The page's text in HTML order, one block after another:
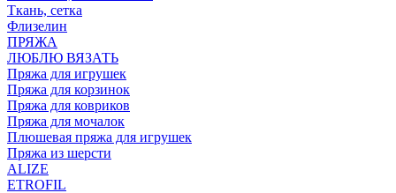
Ткань, сетка
Флизелин
ПРЯЖА
ЛЮБЛЮ ВЯЗАТЬ
Пряжа для игрушек
Пряжа для корзинок
Пряжа для ковриков
Пряжа для мочалок
Плюшевая пряжа для игрушек
Пряжа из шерсти
ALIZE
ETROFIL